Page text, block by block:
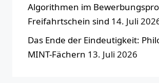
Algorithmen im
Freifahrtschein sind 14. Juli
Das Ende der Eindeutigkeit:
MINT-Fächern 13. Juli 2026